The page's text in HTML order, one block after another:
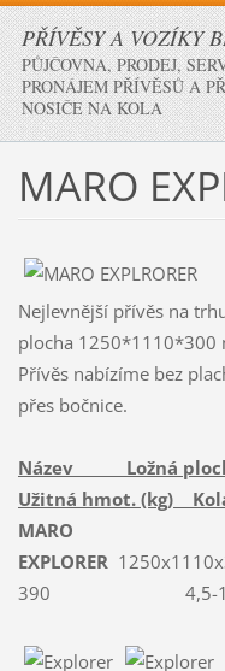
PŘÍVĚSY A VOZÍKY
PŮJČOVNA, PRODEJ,
PRONÁJEM PŘÍVĚSŮ A
NOSIČE NA KOLA
MARO
Nejlevnější přívěs na
plocha 1250*1110*300
Přívěs nabízíme bez
přes bočnice.
Název Ložná
Užitná hmot. (kg)
MARO
EXPLORER
390 4,5-10